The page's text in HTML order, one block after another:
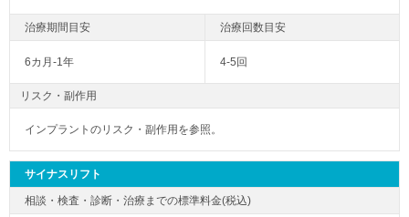
6カ月-1年 4-5回
リスク・副作用
インプラントのリスク・副作用を参照。
サイナスリフト